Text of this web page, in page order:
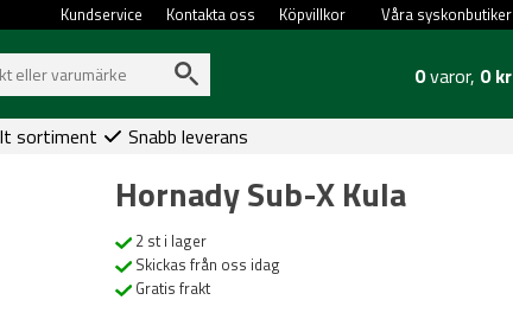
Våra syskonbutiker
Köpvillkor
Kontakta oss
Kundservice
0varor, 0 kr
sortiment Snabb leverans
Hornady Sub-X Kula
2 st i lager
Skickas från oss idag
Gratis frakt